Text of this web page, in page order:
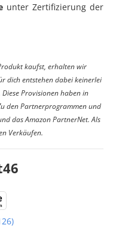
unter Zertifizierung der
kaufst, erhalten wir
dich entstehen dabei keinerlei
Provisionen haben in
den Partnerprogrammen und
das Amazon PartnerNet. Als
Verkäufen.